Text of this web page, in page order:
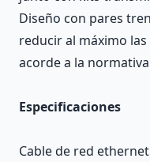
Diseño con pares
reducir al máximo
acorde a la
Especificaciones
Cable de red ethernet